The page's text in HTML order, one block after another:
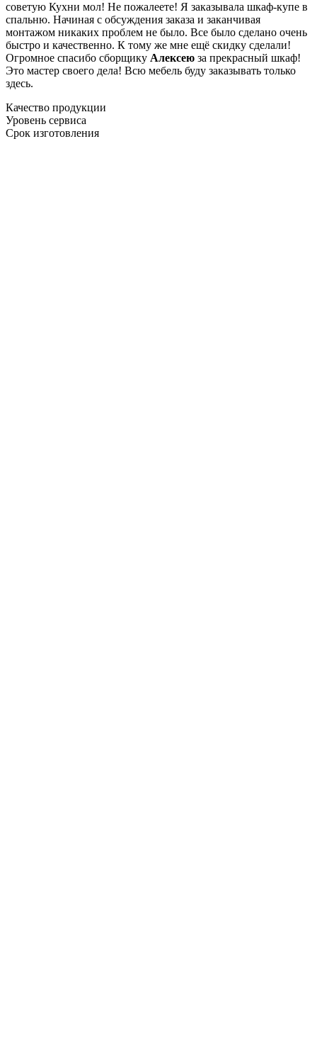
советую Кухни мол! Не пожалеете! Я заказывала шкаф-купе в
спальню. Начиная с обсуждения заказа и заканчивая
монтажом никаких проблем не было. Все было сделано очень
быстро и качественно. К тому же мне ещё скидку сделали!
Огромное спасибо сборщику Алексею за прекрасный шкаф!
Это мастер своего дела! Всю мебель буду заказывать только
здесь.
Качество продукции
Уровень сервиса
Срок изготовления